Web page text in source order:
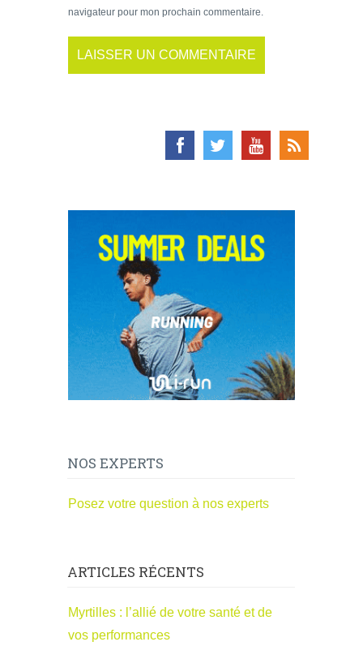
navigateur pour mon prochain commentaire.
NOS EXPERTS
Posez votre question à nos experts
ARTICLES RÉCENTS
Myrtilles : l’allié de votre santé et de
vos performances